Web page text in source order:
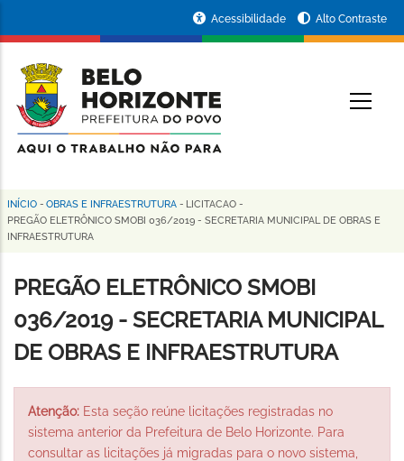
conteúdo
principal
da
Prefeitura
de
Horizonte
Acessibilidade Alto Contraste
Trilha
de
navegação
INÍCIO - OBRAS E INFRAESTRUTURA - LICITACAO -
PREGÃO ELETRÔNICO SMOBI 036/2019 - SECRETARIA MUNICIPAL DE OBRAS E
INFRAESTRUTURA
PREGÃO ELETRÔNICO SMOBI
036/2019 - SECRETARIA MUNICIPAL
DE OBRAS E INFRAESTRUTURA
Atenção: Esta seção reúne licitações registradas no
sistema anterior da Prefeitura de Belo Horizonte. Para
consultar as licitações já migradas para o novo sistema,